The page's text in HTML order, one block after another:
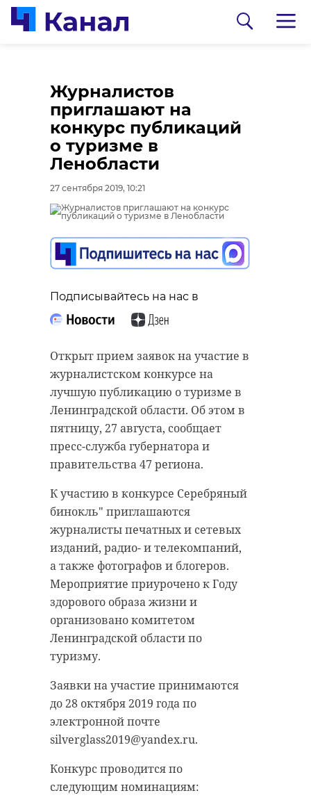
Журналистов
приглашают на
конкурс публикаций
о туризме в
Ленобласти
27 сентября 2019, 10:21
Подписывайтесь на нас в
Открыт прием заявок на участие в
журналистском конкурсе на
лучшую публикацию о туризме в
Ленинградской области. Об этом в
пятницу, 27 августа, сообщает
пресс-служба губернатора и
правительства 47 региона.
К участию в конкурсе Серебряный
бинокль" приглашаются
журналисты печатных и сетевых
изданий, радио- и телекомпаний,
а также фотографов и блогеров.
Мероприятие приурочено к Году
здорового образа жизни и
организовано комитетом
Ленинградской области по
туризму.
Заявки на участие принимаются
до 28 октября 2019 года по
электронной почте
silverglass2019@yandex.ru.
Конкурс проводится по
следующим номинациям:
0:00 / 0:00
В Белгородской
области журналист
спас тонущую собаку
Подписывайтесь на нас в
Корреспондент Александр Сашнев
и его оператор снимали сюжет
про подсчет уток для местного
телеканала.
Они уже снимали последние
кадры у водоема. И тут к ним
подбежали взволнованные
местные мальчишки. Дети
кричали, что рядом тонет собака.
Бравый корреспондент, не
помощь. Снял одежду и занырнул
в ледяную воду (на улице тогда
было -20). Собаку успешно
вытащили и согрели.
Сам журналист тоже не пострадал.
0:00 / 0:00
В Гатчинском районе
добровольцы
реставрируют
“особняк с
века
18 августа 2020, 16:53
Подписывайтесь на нас в
Сейчас расчищают рамы, снимают
старый слой краски.
Реставрируют уникальные
витражи в морском стиле.
Впереди шпаклевка дома,
утепление пенькой,
антибиологическая и
противопожарная обработка.
гатчинский район
добровольцы